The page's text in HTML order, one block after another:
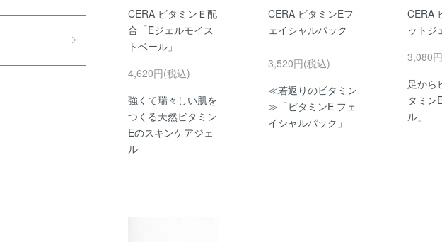
CERA ビタミンＥ配
合「Eジェルモイス
トベール」
4,620円(税込)
強くて瑞々しい肌を
つくる天然ビタミン
Eのスキンケアジェ
ル
CERA ビタミンEフ
ェイシャルパック
3,520円(税込)
≪若返りのビタミン
≫「ビタミンE フェ
イシャルパック」
CERA
ットジ
3,080
足から
タミン
ル」